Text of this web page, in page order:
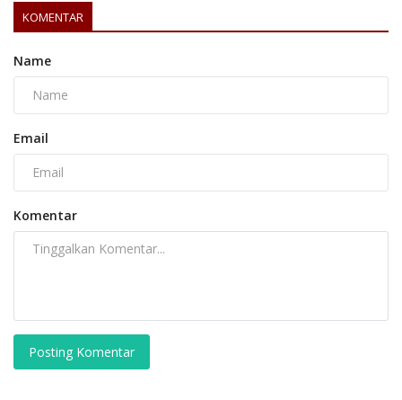
KOMENTAR
Name
Email
Komentar
Posting Komentar